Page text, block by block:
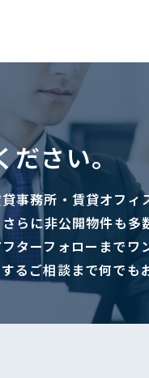
ださい。
事務所・賃貸オフィ
らに非公開物件も多
ターフォローまでワ
るご相談まで何でも